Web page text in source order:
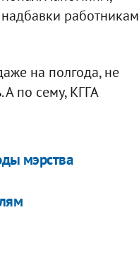
работникам
на полгода, не
по сему, КГГА
мэрства